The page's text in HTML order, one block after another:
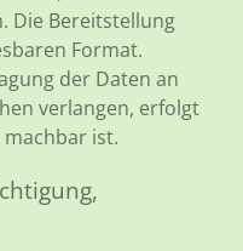
Die Bereitstellung
Format.
der Daten an
verlangen, erfolgt
ist.